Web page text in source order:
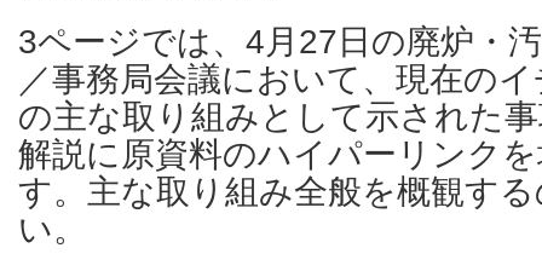
3ページでは、4月27日の廃炉・
／事務局会議において、現在の
の主な取り組みとして示された
解説に原資料のハイパーリンク
す。主な取り組み全般を概観す
い。